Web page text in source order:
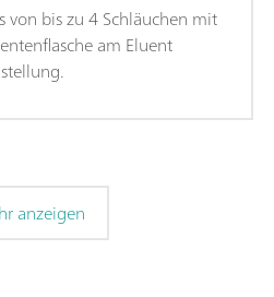
von bis zu 4 Schläuchen mit
am Eluent
anzeigen